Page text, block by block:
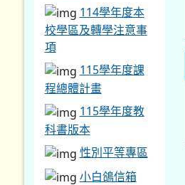
114學年度本
校學區及轉學注意事
項
115學年度課
程總體計畫
115學年度教
科書版本
性別平等專區
小白鴿信箱